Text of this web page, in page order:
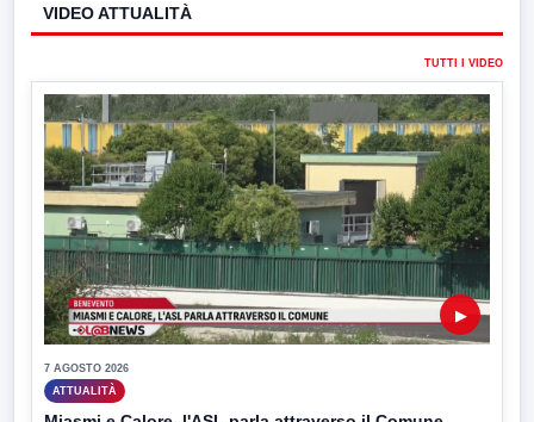
VIDEO ATTUALITÀ
TUTTI I VIDEO
▶
7 AGOSTO 2026
ATTUALITÀ